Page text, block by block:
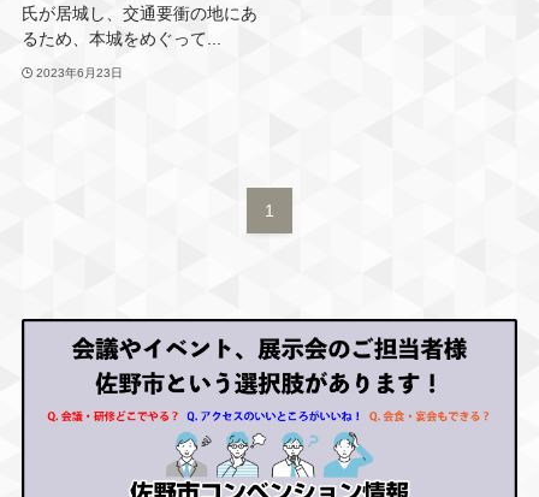
氏が居城し、交通要衝の地にあ
るため、本城をめぐって...
2023年6月23日
1